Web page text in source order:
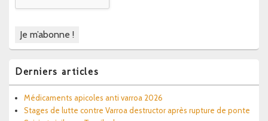
Derniers articles
Médicaments apicoles anti varroa 2026
Stages de lutte contre Varroa destructor après rupture de ponte